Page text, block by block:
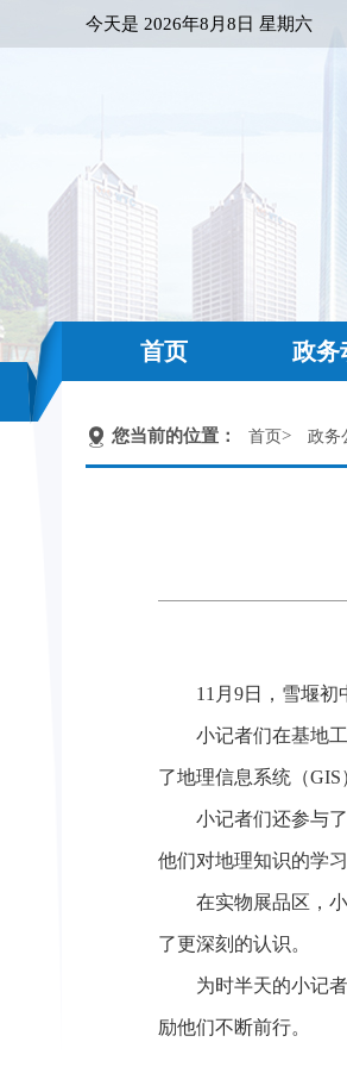
今天是 2026年8月8日 星期六
首页 政务
您当前的位置： 首页> 政务
11月9日，雪堰初
小记者们在基地
了地理信息系统（GIS
小记者们还参与
他们对地理知识的学习
在实物展品区，
了更深刻的认识。
为时半天的小记
励他们不断前行。